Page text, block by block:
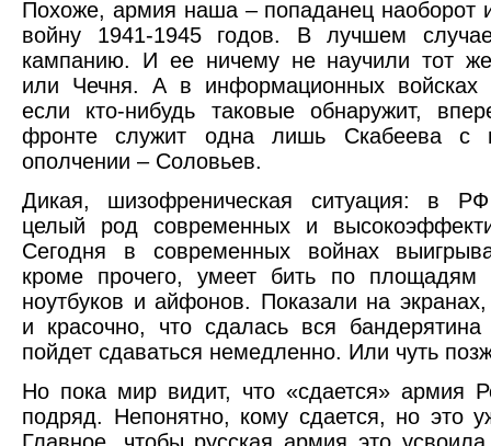
Похоже, армия наша – попаданец наоборот
войну 1941-1945 годов. В лучшем
кампанию. И ее ничему не научили тот
или Чечня. А в информационных войсках
если кто-нибудь таковые обнаружит,
фронте служит одна лишь Скабеева
ополчении – Соловьев.
Дикая, шизофреническая ситуация: в РФ
целый род современных и
Сегодня в современных войнах
кроме прочего, умеет бить по площадям
ноутбуков и айфонов. Показали на экранах,
и красочно, что сдалась вся
пойдет сдаваться немедленно. Или чуть
Но пока мир видит, что «сдается» армия
подряд. Непонятно, кому сдается, но это
Главное, чтобы русская армия это